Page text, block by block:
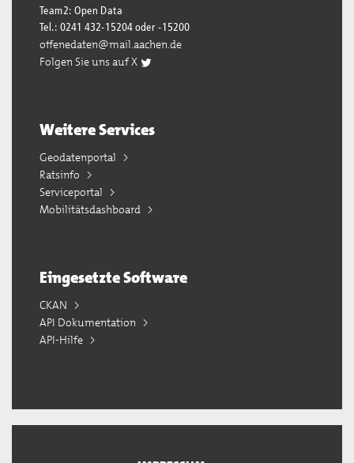
Team2: Open Data
Tel.: 0241 432-15204 oder -15200
offenedaten@mail.aachen.de
Folgen Sie uns auf X
Weitere Services
Geodatenportal
Ratsinfo
Serviceportal
Mobilitätsdashboard
Eingesetzte Software
CKAN
API Dokumentation
API-Hilfe